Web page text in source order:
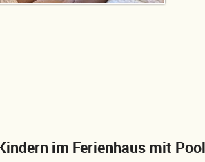
im Ferienhaus mit Pool